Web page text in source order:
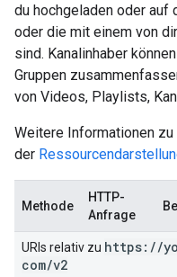
du hochgeladen oder auf
oder die mit einem von
sind. Kanalinhaber
Gruppen
von Videos, Playlists,
Weitere Informationen
der
Methode
HTTP-
Anfrage
URIs relativ zu https: //
com/v2